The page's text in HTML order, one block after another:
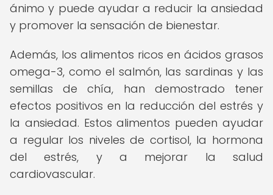
ánimo y puede ayudar a reducir la ansiedad
y promover la sensación de bienestar.
Además, los alimentos ricos en ácidos grasos
omega-3, como el salmón, las sardinas y las
semillas de chía, han demostrado tener
efectos positivos en la reducción del estrés y
la ansiedad. Estos alimentos pueden ayudar
a regular los niveles de cortisol, la hormona
del estrés, y a mejorar la salud
cardiovascular.